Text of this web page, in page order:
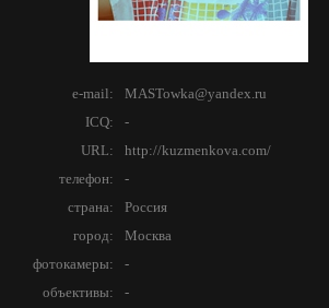
e-mail:
MASTowka@yandex.ru
ICQ:
-
URL:
http://kuzmenkova.com/
телефон:
-
страна:
Россия
город:
Москва
фотокамеры:
-
объективы:
-